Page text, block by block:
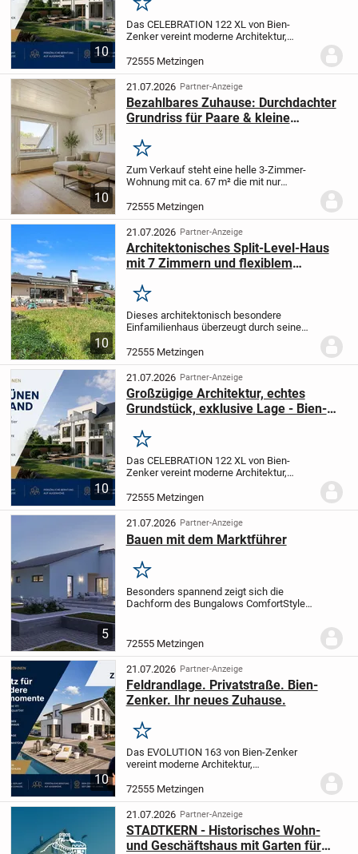
10
Merken
Das CELEBRATION 122 XL von Bien-
Zenker vereint moderne Architektur,
Wohnkomfort. Der offene Wohn-, Ess-
und Kochbereich schafft eine helle,
einladende Atmosphäre und...
72555 Metzingen
10
21.07.2026 Partner-Anzeige
Bezahlbares Zuhause: Durchdachter
Grundriss für Paare & kleine
Merken
Zum Verkauf steht eine helle 3-Zimmer-
Wohnung mit ca. 67 m² die mit nur
Schmuckstück verwandelt werden
kann.Der durchdachte Grundriss, die
herrliche Lage mit...
72555 Metzingen
10
21.07.2026 Partner-Anzeige
Architektonisches Split-Level-Haus
mit 7 Zimmern und flexiblem
Merken
Dieses architektonisch besondere
Einfamilienhaus überzeugt durch seine
Ebenen (EG2, EG1, UG1 und UG2), die
über ein zentrales Treppenhaus
miteinander verbunden...
72555 Metzingen
10
21.07.2026 Partner-Anzeige
Großzügige Architektur, echtes
Grundstück, exklusive Lage - Bien-
Neuhausen
Merken
Das CELEBRATION 122 XL von Bien-
Zenker vereint moderne Architektur,
Wohnkomfort. Der offene Wohn-, Ess-
und Kochbereich schafft eine helle,
einladende Atmosphäre und...
72555 Metzingen
5
21.07.2026 Partner-Anzeige
Bauen mit dem Marktführer
Merken
Besonders spannend zeigt sich die
Dachform des Bungalows ComfortStyle
attraktive Lösung eines Pultdachs -
versetzt...
72555 Metzingen
10
21.07.2026 Partner-Anzeige
Feldrandlage. Privatstraße. Bien-
Zenker. Ihr neues Zuhause.
Merken
Das EVOLUTION 163 von Bien-Zenker
vereint moderne Architektur,
höchsten Wohnkomfort. Der offen
gestaltete Wohn-, Ess- und Kochbereich
bildet das Herzstück des Hauses...
72555 Metzingen
21.07.2026 Partner-Anzeige
STADTKERN - Historisches Wohn-
und Geschäftshaus mit Garten für